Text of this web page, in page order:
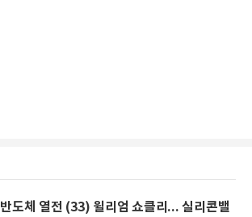
반도체 열전 (33) 윌리엄 쇼클리... 실리콘밸